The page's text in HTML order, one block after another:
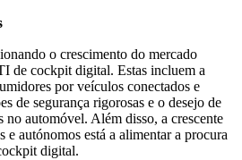
o crescimento do mercado
de cockpit digital. Estas incluem a
por veículos conectados e
de segurança rigorosas e o desejo de
no automóvel. Além disso, a crescente
e autónomos está a alimentar a procura
digital.